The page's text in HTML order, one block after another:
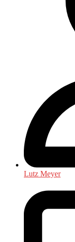
Lutz Meyer